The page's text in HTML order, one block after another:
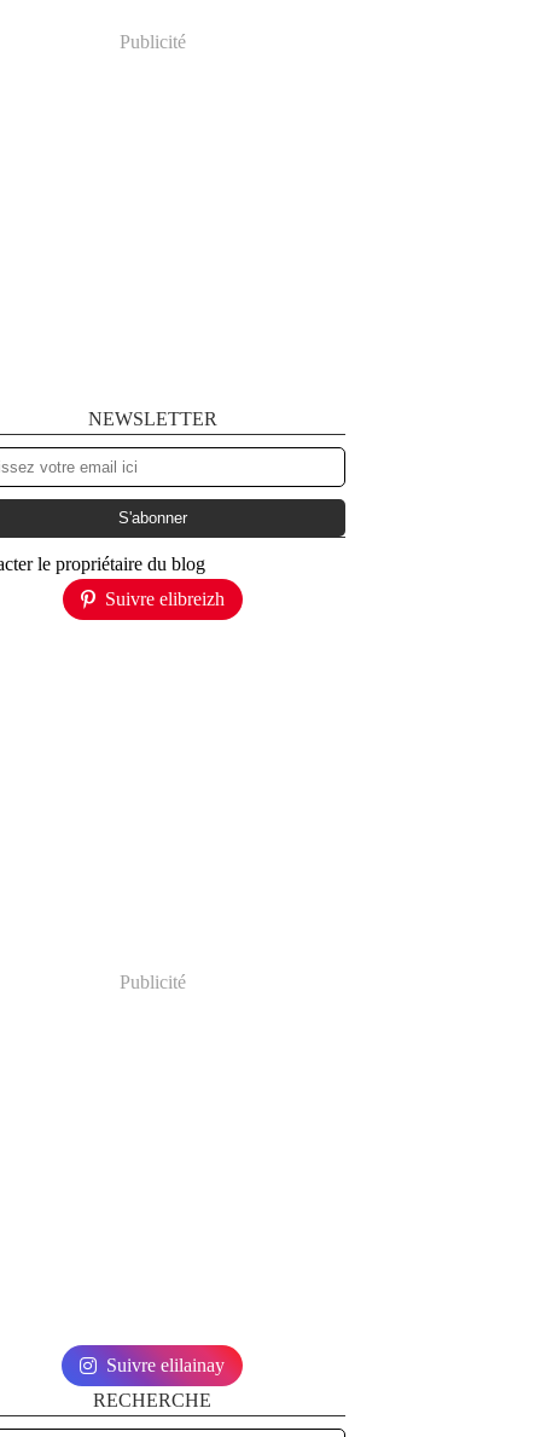
Publicité
NEWSLETTER
le propriétaire du blog
Suivre elibreizh
Publicité
Suivre elilainay
RECHERCHE